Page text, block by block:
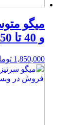
و 40 تا 50)
1,850,000